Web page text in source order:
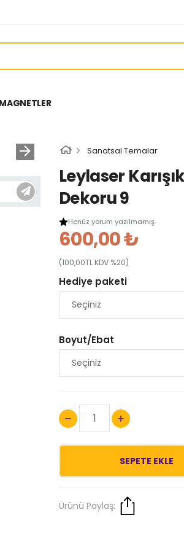
MAGNETLER
Sanatsal Temalar
Leylaser
Dekoru 9
Henüz yorum yazılmamış.
600,00 ₺
(100,00TL KDV %20)
Hediye paketi
Boyut/Ebat
SEPETE EKLE
Ürünü Paylaş: